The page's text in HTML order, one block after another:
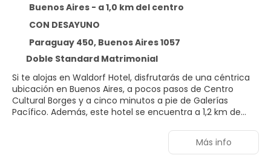
Buenos Aires - a 1,0 km del centro
CON DESAYUNO
Paraguay 450, Buenos Aires 1057
Doble Standard Matrimonial
Si te alojas en Waldorf Hotel, disfrutarás de una céntrica
ubicación en Buenos Aires, a pocos pasos de Centro
Cultural Borges y a cinco minutos a pie de Galerías
Pacífico. Además, este hotel se encuentra a 1,2 km de
Más info